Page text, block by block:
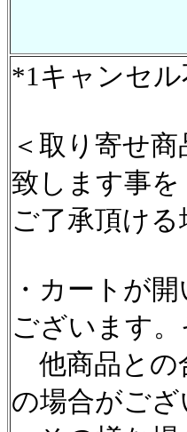
*1キャンセ
＜取り寄せ
致します事を
ご了承頂け
・カートが
ございます
他商品との
の場合がござ